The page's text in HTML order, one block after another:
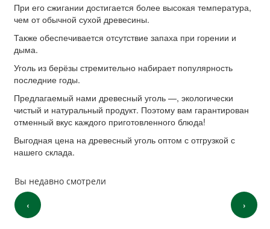
При его сжигании достигается более высокая температура,
чем от обычной сухой древесины.
Также обеспечивается отсутствие запаха при горении и
дыма.
Уголь из берёзы стремительно набирает популярность
последние годы.
Предлагаемый нами древесный уголь —, экологически
чистый и натуральный продукт. Поэтому вам гарантирован
отменный вкус каждого приготовленного блюда!
Выгодная цена на древесный уголь оптом с отгрузкой с
нашего склада.
Вы недавно смотрели
‹ ›